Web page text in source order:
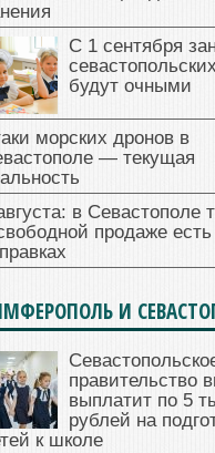
С 1 сентября
будут очными
морских дронов в
— текущая
в Севастополе
продаже
И
правительство
выплатит по 5
рублей на
к школе